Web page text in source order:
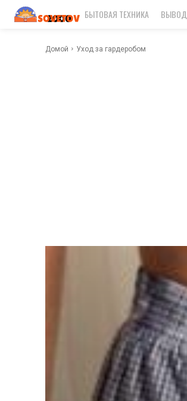
БЫТОВАЯ ТЕХНИКА
Домой Уход за гардеробом